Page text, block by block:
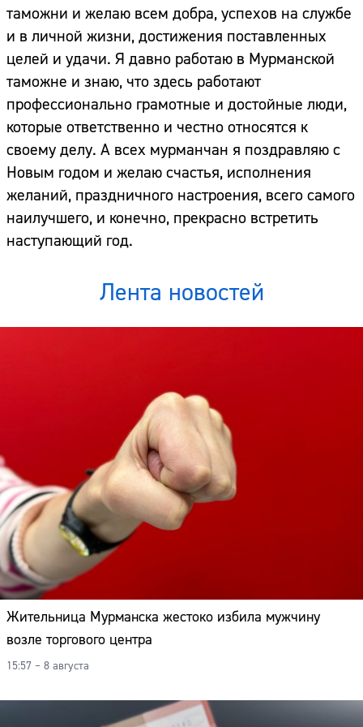
таможни и желаю всем добра, успехов на службе
и в личной жизни, достижения поставленных
целей и удачи. Я давно работаю в Мурманской
таможне и знаю, что здесь работают
профессионально грамотные и достойные люди,
которые ответственно и честно относятся к
своему делу. А всех мурманчан я поздравляю с
Новым годом и желаю счастья, исполнения
желаний, праздничного настроения, всего самого
наилучшего, и конечно, прекрасно встретить
наступающий год.
Лента новостей
Жительница Мурманска жестоко избила мужчину
возле торгового центра
15:57 – 8 августа